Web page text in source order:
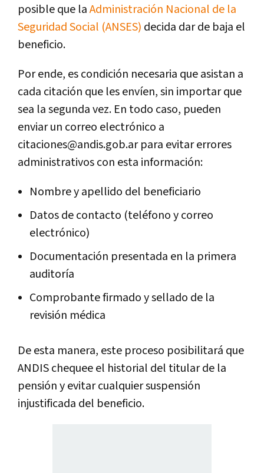
posible que laAdministración Nacional de la
Seguridad Social (ANSES) decida dar de baja el
beneficio.
Por ende, es condición necesaria que asistan a
cada citación que les envíen, sin importar que
sea la segunda vez. En todo caso, pueden
enviar un correo electrónico a
citaciones@andis.gob.ar para evitar errores
administrativos con esta información:
Nombre y apellido del beneficiario
Datos de contacto (teléfono y correo
electrónico)
Documentación presentada en la primera
auditoría
Comprobante firmado y sellado de la
revisión médica
De esta manera, este proceso posibilitará que
ANDIS chequee el historial del titular de la
pensión y evitar cualquier suspensión
injustificada del beneficio.